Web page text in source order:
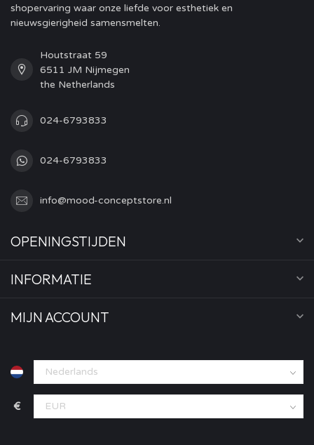
shopervaring waar onze liefde voor esthetiek en
nieuwsgierigheid samensmelten.
Houtstraat 59
6511 JM Nijmegen
the Netherlands
024-6793833
024-6793833
info@mood-conceptstore.nl
OPENINGSTIJDEN
INFORMATIE
MIJN ACCOUNT
€